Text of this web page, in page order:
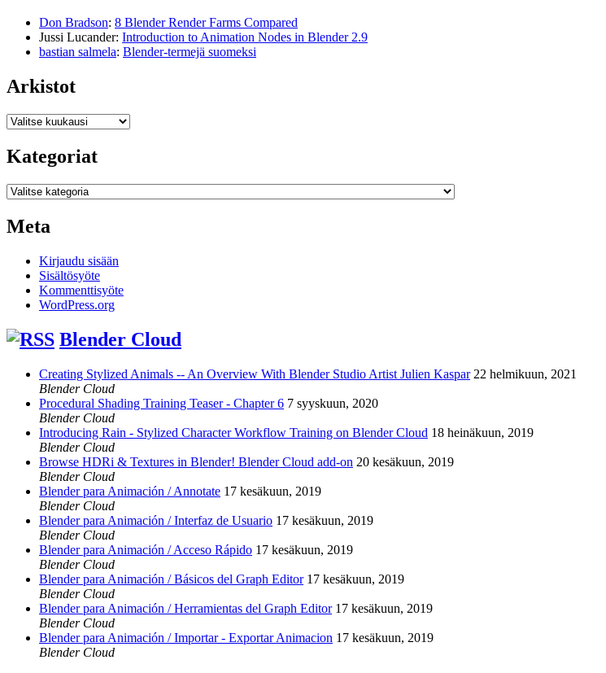
Don Bradson: 8 Blender Render Farms Compared
Jussi Lucander: Introduction to Animation Nodes in Blender 2.9
bastian salmela: Blender-termejä suomeksi
Arkistot
Arkistot
Kategoriat
Kategoriat
Meta
Kirjaudu sisään
Sisältösyöte
Kommenttisyöte
WordPress.org
Blender Cloud
Creating Stylized Animals -- An Overview With Blender Studio Artist Julien Kaspar 22 helmikuun, 2021
Blender Cloud
Procedural Shading Training Teaser - Chapter 6 7 syyskuun, 2020
Blender Cloud
Introducing Rain - Stylized Character Workflow Training on Blender Cloud 18 heinäkuun, 2019
Blender Cloud
Browse HDRi & Textures in Blender! Blender Cloud add-on 20 kesäkuun, 2019
Blender Cloud
Blender para Animación / Annotate 17 kesäkuun, 2019
Blender Cloud
Blender para Animación / Interfaz de Usuario 17 kesäkuun, 2019
Blender Cloud
Blender para Animación / Acceso Rápido 17 kesäkuun, 2019
Blender Cloud
Blender para Animación / Básicos del Graph Editor 17 kesäkuun, 2019
Blender Cloud
Blender para Animación / Herramientas del Graph Editor 17 kesäkuun, 2019
Blender Cloud
Blender para Animación / Importar - Exportar Animacion 17 kesäkuun, 2019
Blender Cloud